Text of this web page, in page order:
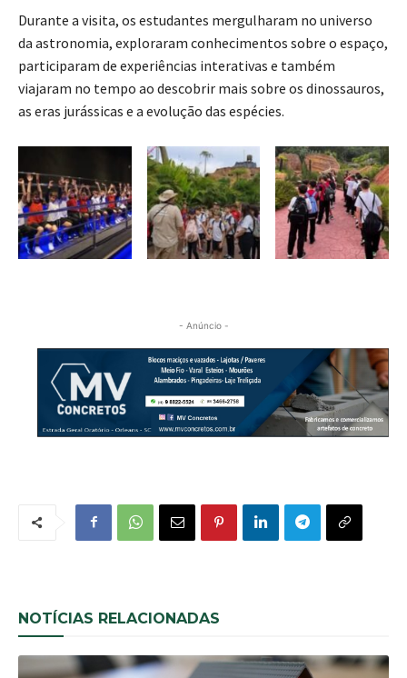
Durante a visita, os estudantes mergulharam no universo
da astronomia, exploraram conhecimentos sobre o espaço,
participaram de experiências interativas e também
viajaram no tempo ao descobrir mais sobre os dinossauros,
as eras jurássicas e a evolução das espécies.
- Anúncio -
NOTÍCIAS RELACIONADAS